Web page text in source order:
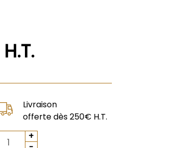
H.T.
Livraison
offerte dès 250€ H.T.